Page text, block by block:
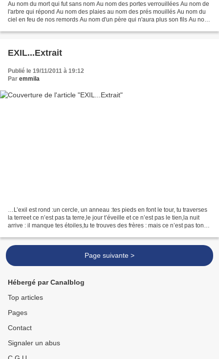
Au nom du mort qui fut sans nom Au nom des portes verrouillées Au nom de
l'arbre qui répond Au nom des plaies au nom des prés mouillés Au nom du
ciel en feu de nos remords Au nom d'un père qui n'aura plus son fils Au nom
EXIL...Extrait
Publié le 19/11/2011 à 19:12
Par emmila
…L’exil est rond :un cercle, un anneau :tes pieds en font le tour, tu traverses
la terreet ce n’est pas ta terre,le jour t’éveille et ce n’est pas le tien,la nuit
arrive : il manque tes étoiles,tu te trouves des frères : mais ce n’est pas ton
Page suivante >
Hébergé par Canalblog
Top articles
Pages
Contact
Signaler un abus